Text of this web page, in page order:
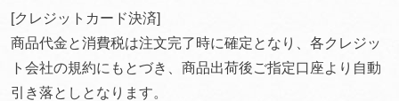
[クレジットカード決済]
商品代金と消費税は注文完了時に確定となり、各クレジッ
ト会社の規約にもとづき、商品出荷後ご指定口座より自動
引き落としとなります。